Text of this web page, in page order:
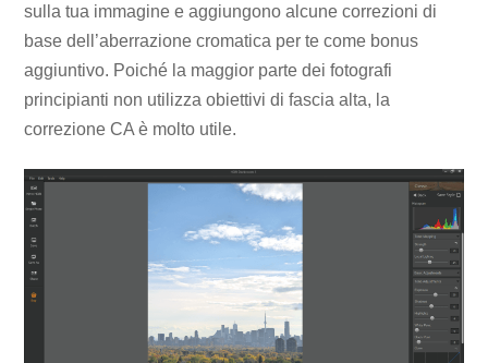
sulla tua immagine e aggiungono alcune correzioni di
base dell’aberrazione cromatica per te come bonus
aggiuntivo. Poiché la maggior parte dei fotografi
principianti non utilizza obiettivi di fascia alta, la
correzione CA è molto utile.